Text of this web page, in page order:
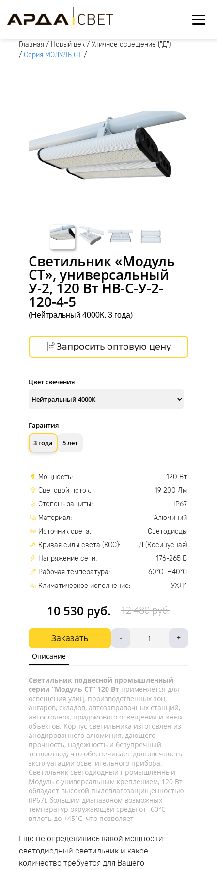
Главная / Новый век / Уличное освещение ("Д")
/ Серия МОДУЛЬ СТ /
Светильник «Модуль
СТ», универсальный
У-2, 120 Вт НВ-C-У-2-
120-4-5
(Нейтральный 4000К, 3 года)
10 530 руб. 12 480 руб.
Заказать - +
Запросить оптовую цену
Цвет свечения
Гарантия
3 года
5 лет
Мощность:
120 Вт
Световой поток:
19 200 Лм
Степень защиты:
IP67
Материал:
Алюминий
Источник света:
Светодиоды
Кривая силы света (КСС):
Д (Косинусная)
Напряжение сети:
176-265 В
Рабочая температура:
-60°С...+40°С
Климатическое исполнение:
УХЛ1
Описание
Светильник подвесной промышленный
серии “Модуль СТ” 120 Вт применяется для
освещения улиц, производственных зон,
ангаров, складов, автозаправочных станций,
автостоянок, придомового освещения и иных
объектов. Корпус светильника изготовлен из
анодированного алюминия, дающего
прочность, надежность и безупречный
теплоотвод, что обеспечивает долговечность
эксплуатации осветительного прибора.
Светильник светодиодный промышленный
Модуль с универсальным креплением, 120 Вт
обладает высокой пылевлагозащищенностью
(IP67), большим диапазоном возможных
температур окружающей среды от -60°C
вплоть до +45°C, что позволяет
наружного, так и для внутреннего освещения.
Светильник Светильник «Модуль СТ»,
универсальный У-2, 120Вт оснащен
универсальным типом крепления и
Еще не определились какой мощности
светодиодный светильник и какое
количество требуется для Вашего